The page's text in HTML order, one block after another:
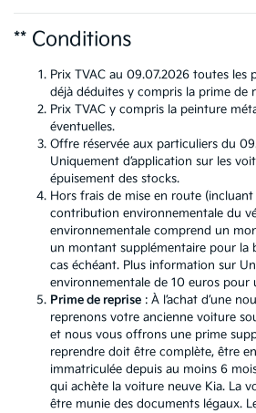
** Conditions
Prix TVAC au 09.07.2026 toutes les
déjà déduites y compris la prime de
Prix TVAC y compris la peinture
éventuelles.
Offre réservée aux particuliers du
Uniquement d’application sur les
épuisement des stocks.
Hors frais de mise en route
contribution environnementale du
environnementale comprend un
un montant supplémentaire pour la
cas échéant. Plus information sur
environnementale de 10 euros pour
Prime de reprise : À l’achat d’une
reprenons votre ancienne voiture
et nous vous offrons une prime
reprendre doit être complète, être
immatriculée depuis au moins 6
qui achète la voiture neuve Kia. La
être munie des documents légaux.